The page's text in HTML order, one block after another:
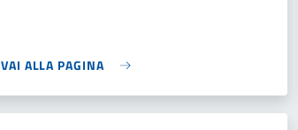
VAI ALLA PAGINA